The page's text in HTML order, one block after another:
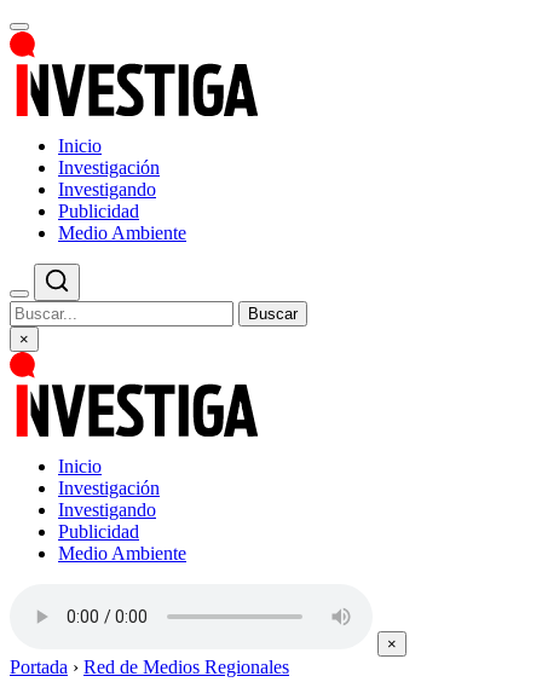
Inicio
Investigación
Investigando
Publicidad
Medio Ambiente
Buscar
×
Inicio
Investigación
Investigando
Publicidad
Medio Ambiente
×
Portada › Red de Medios Regionales